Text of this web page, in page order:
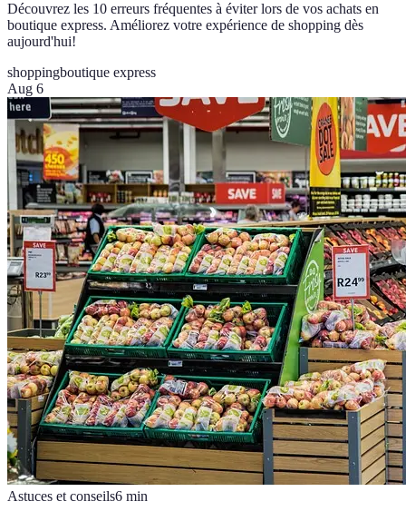
Découvrez les 10 erreurs fréquentes à éviter lors de vos achats en
boutique express. Améliorez votre expérience de shopping dès
aujourd'hui!
shoppingboutique express
Aug 6
Astuces et conseils6 min